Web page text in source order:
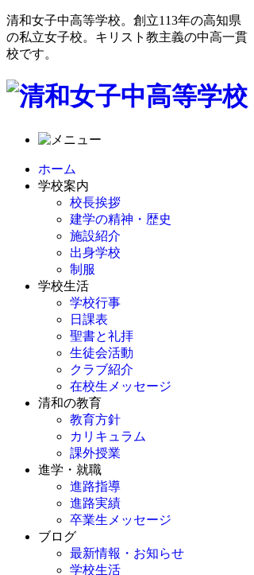
清和女子中高等学校。創立113年の高知県
の私立女子校。キリスト教主義の中高一貫
校です。
ホーム
学校案内
校長挨拶
建学の精神・歴史
施設紹介
出身学校
制服
学校生活
学校行事
日課表
聖書と礼拝
生徒会活動
クラブ紹介
在校生メッセージ
清和の教育
教育方針
カリキュラム
課外授業
進学・就職
進路指導
進路実績
卒業生メッセージ
ブログ
最新情報・お知らせ
学校生活